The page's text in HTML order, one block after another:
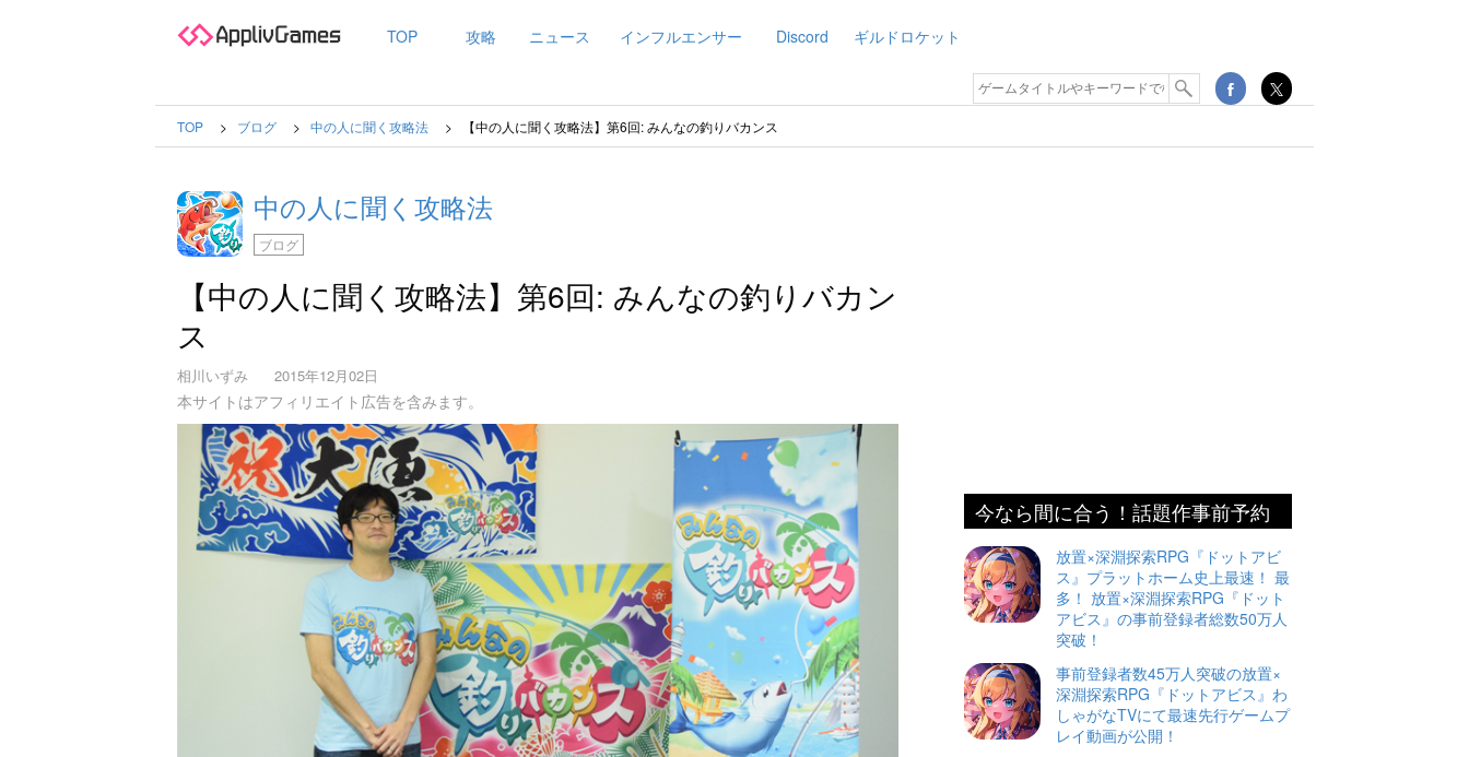
TOP 攻略 ニュース インフルエンサー Discord ギルドロケット
TOP ブログ 中の人に聞く攻略法 【中の人に聞く攻略法】第6回: みんなの釣りバカンス
中の人に聞く攻略法
ブログ
【中の人に聞く攻略法】第6回: みんなの釣りバカン
ス
相川いずみ 2015年12月02日
本サイトはアフィリエイト広告を含みます。
今なら間に合う！話題作事前予約
放置×深淵探索RPG『ドットアビ
ス』プラットホーム史上最速！ 最
多！ 放置×深淵探索RPG『ドット
アビス』の事前登録者総数50万人
突破！
事前登録者数45万人突破の放置×
深淵探索RPG『ドットアビス』わ
しゃがなTVにて最速先行ゲームプ
レイ動画が公開！